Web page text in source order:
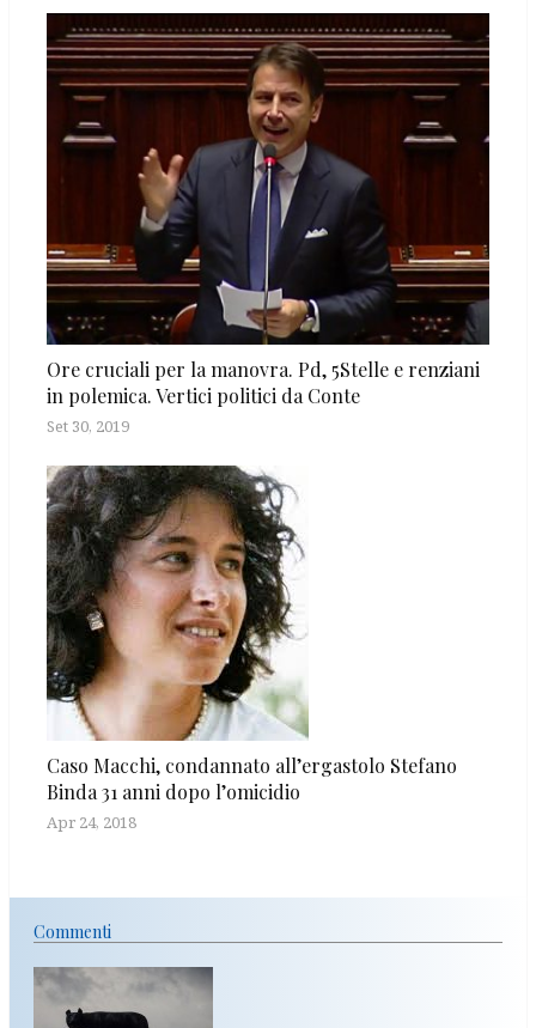
Ore cruciali per la manovra. Pd, 5Stelle e renziani
in polemica. Vertici politici da Conte
Set 30, 2019
Caso Macchi, condannato all’ergastolo Stefano
Binda 31 anni dopo l’omicidio
Apr 24, 2018
Commenti